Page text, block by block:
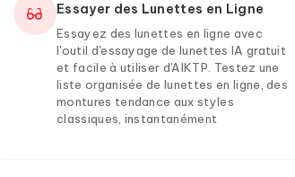
Essayer des Lunettes en Ligne
Essayez des lunettes en ligne avec
l'outil d'essayage de lunettes IA gratuit
et facile à utiliser d'AIKTP. Testez une
liste organisée de lunettes en ligne, des
montures tendance aux styles
classiques, instantanément